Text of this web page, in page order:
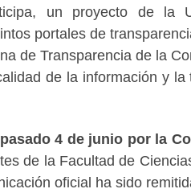
un proyecto de la
portales de
de Transparencia de la
de la información y
4 de junio por la
de la Facultad de
oficial ha sido